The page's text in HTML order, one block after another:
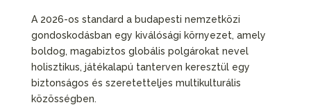
A 2026-os standard a budapesti nemzetközi
gondoskodásban egy kiválósági környezet, amely
boldog, magabiztos globális polgárokat nevel
holisztikus, játékalapú tanterven keresztül egy
biztonságos és szeretetteljes multikulturális
közösségben.